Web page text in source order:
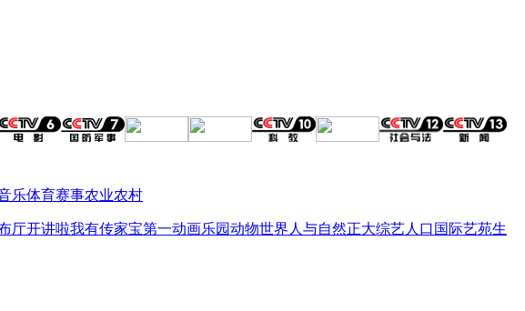
乐体育赛事农业农村
厅开讲啦我有传家宝第一动画乐园动物世界 人与自然正大综艺人口 国际艺苑生